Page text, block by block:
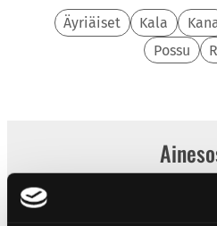
Äyriäiset Kala
Possu
Vesi, sokeri, ananas,
mango,